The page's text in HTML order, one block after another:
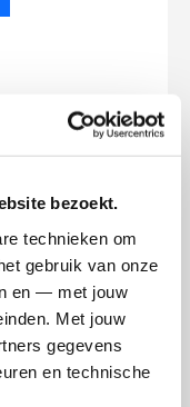
bezoekt.
technieken om
gebruik van onze
en — met jouw
Met jouw
gegevens
en technische
Streefbedrag
€10